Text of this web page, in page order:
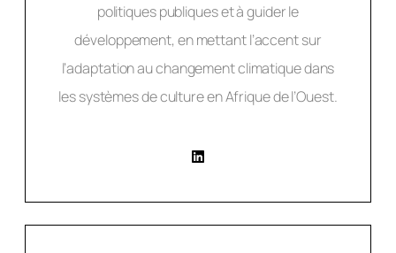
politiques publiques et à guider le
développement, en mettant l’accent sur
l’adaptation au changement climatique dans
les systèmes de culture en Afrique de l’Ouest.